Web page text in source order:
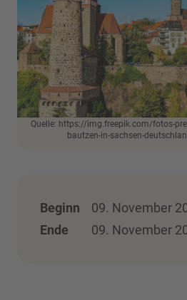
Quelle: https://img.freepik.com/fotos-
bautzen-in-sachsen-
Beginn
09. November
Ende
09. November